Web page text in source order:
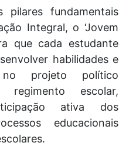
pilares fundamentais
Integral, o ‘Jovem
que cada estudante
habilidades e
no projeto político
escolar,
ativa dos
educacionais